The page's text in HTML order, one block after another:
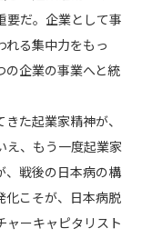
要だ。企業として事
れる集中力をもっ
の企業の事業へと統
た起業家精神が、
え、もう一度起業家
、戦後の日本病の構
化こそが、日本病脱
ャーキャピタリスト